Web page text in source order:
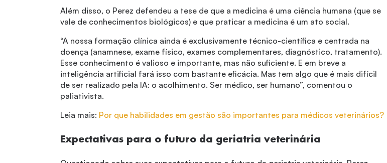
Além disso, o Perez defendeu a tese de que a medicina é uma ciência humana (que se
vale de conhecimentos biológicos) e que praticar a medicina é um ato social.
“A nossa formação clínica ainda é exclusivamente técnico-científica e centrada na
doença (anamnese, exame físico, exames complementares, diagnóstico, tratamento).
Esse conhecimento é valioso e importante, mas não suficiente. E em breve a
inteligência artificial fará isso com bastante eficácia. Mas tem algo que é mais difícil
de ser realizado pela IA: o acolhimento. Ser médico, ser humano”, comentou o
paliativista.
Leia mais: Por que habilidades em gestão são importantes para médicos veterinários?
Expectativas para o futuro da geriatria veterinária